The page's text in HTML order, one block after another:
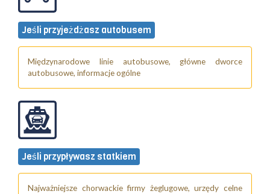
Jeśli przyjeżdżasz autobusem
Międzynarodowe linie autobusowe, główne dworce
autobusowe, informacje ogólne
Jeśli przypływasz statkiem
Najważniejsze chorwackie firmy żeglugowe, urzędy celne